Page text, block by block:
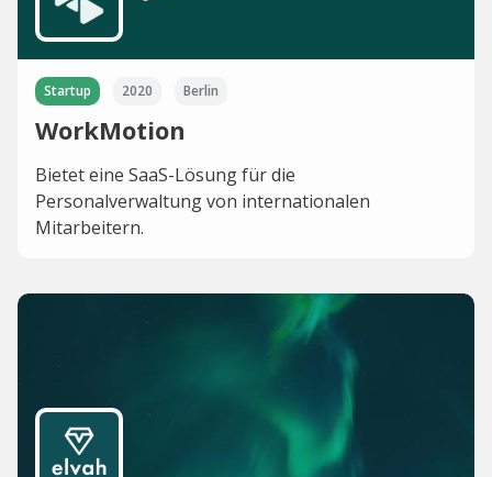
Startup 2020 Berlin
WorkMotion
Bietet eine SaaS-Lösung für die
Personalverwaltung von internationalen
Mitarbeitern.